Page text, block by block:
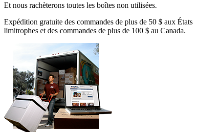
Et nous rachèterons toutes les boîtes non utilisées.
Expédition gratuite des commandes de plus de 50 $ aux États
limitrophes et des commandes de plus de 100 $ au Canada.